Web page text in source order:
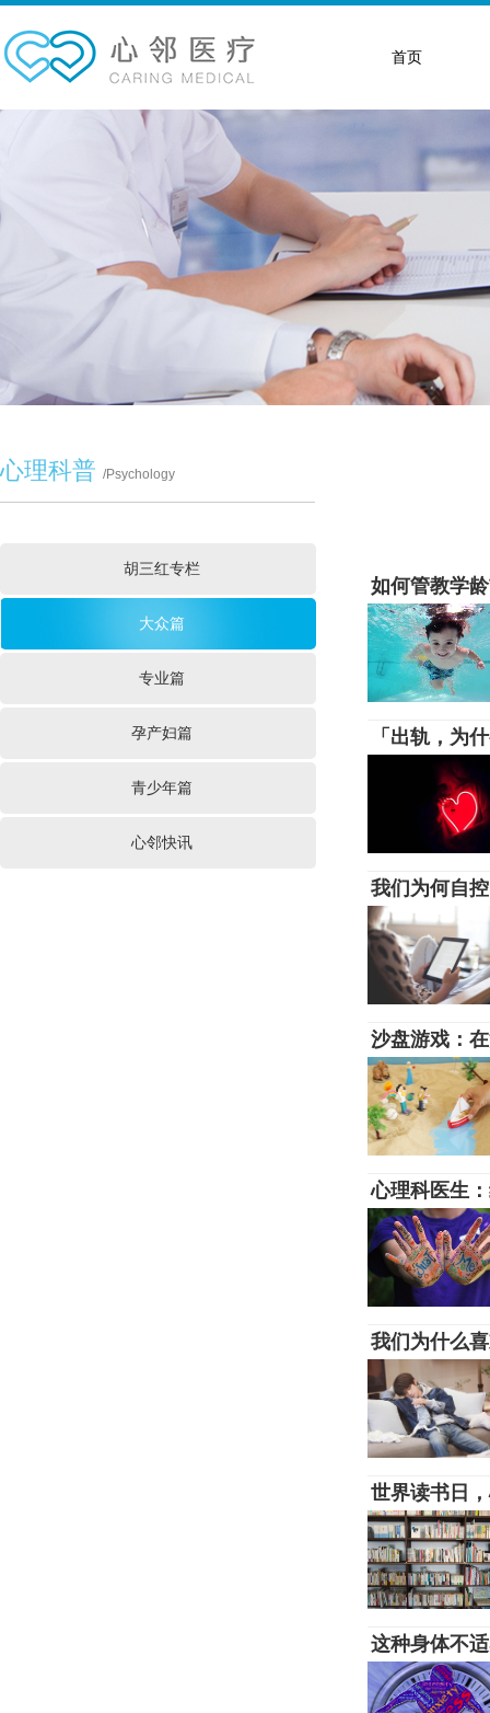
首页
心理科普 /Psychology
胡三红专栏
大众篇
专业篇
孕产妇篇
青少年篇
心邻快讯
如何管教学
「出轨，为
我们为何自
沙盘游戏：
心理科医生
我们为什么
世界读书日
这种身体不